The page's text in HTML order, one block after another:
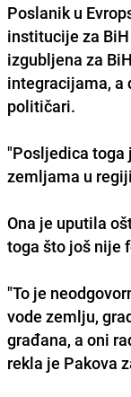
Poslanik u
institucije za
izgubljena za
integracijama, a
političari.
"Posljedica toga
zemljama u
Ona je uputila
toga što još nije
"To je
vode zemlju,
građana, a oni
rekla je Pakova